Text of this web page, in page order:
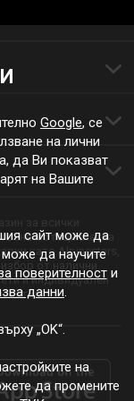
мотоциклетна
като Alpinestars,
от налични
и индивидуален
стил.
Google, се
на лични
да Ви показват
на Вашите
сайт може да
да научите
поверителности
данни.
„OK“.
на
да промените